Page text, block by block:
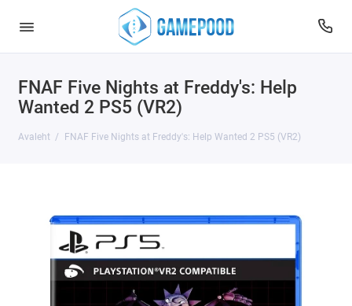
FNAF Five Nights at Freddy's: Help
Wanted 2 PS5 (VR2)
Avaleht FNAF Five Nights at Freddy's: Help Wanted 2 PS5 (VR2)